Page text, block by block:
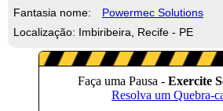
Fantasia nome:
Powermec Solutions
Localização: Imbiribeira, Recife - PE